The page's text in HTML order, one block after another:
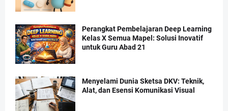
Perangkat Pembelajaran Deep Learning
Kelas X Semua Mapel: Solusi Inovatif
untuk Guru Abad 21
Menyelami Dunia Sketsa DKV: Teknik,
Alat, dan Esensi Komunikasi Visual